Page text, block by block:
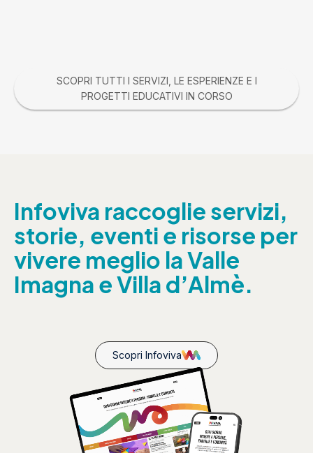
SCOPRI TUTTI I SERVIZI, LE ESPERIENZE E I
PROGETTI EDUCATIVI IN CORSO
Infoviva raccoglie servizi,
storie, eventi e risorse per
vivere meglio la Valle
Imagna e Villa d’Almè.
Scopri Infoviva